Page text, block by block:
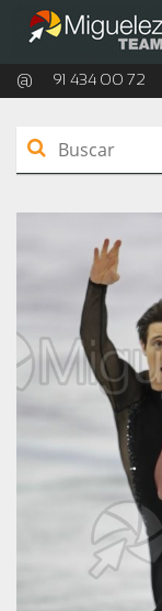
@ 91 434 00 72